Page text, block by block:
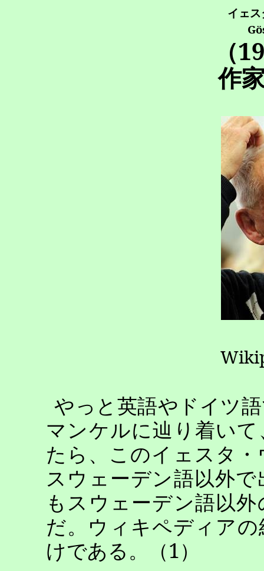
イェ
（
作
やっと英語やドイツ
マンケルに辿り着い
たら、このイェスタ
スウェーデン語以外
もスウェーデン語以
だ。ウィキペディア
けである。（1）